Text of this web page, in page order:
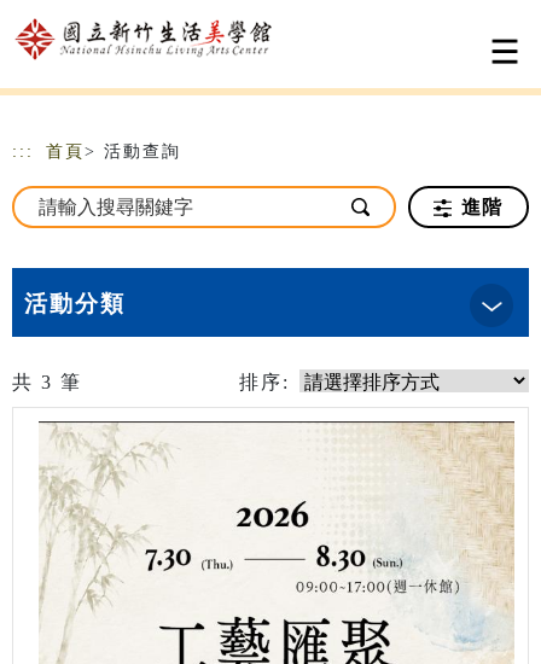
跳到主要內容
網站導覽
::: 首頁 > 活動查詢
進階
活動分類
共 3 筆 排序: